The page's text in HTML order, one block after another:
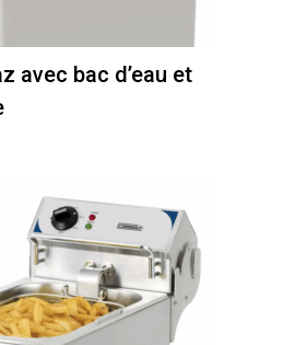
avec bac d’eau et